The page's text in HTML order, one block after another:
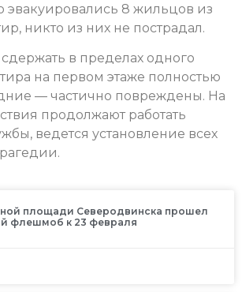
эвакуировались 8 жильцов из
никто из них не пострадал.
в пределах одного
на первом этаже полностью
— частично повреждены. На
продолжают работать
ведется установление всех
площади Северодвинска прошел
флешмоб к 23 февраля